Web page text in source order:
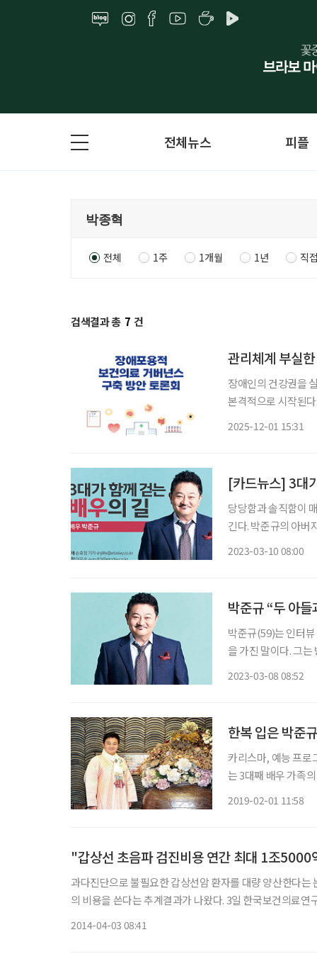
전체뉴스 피플
전체 1주 1개월 1년 직
검색결과 총 7 건
관리체계 부실
장애인의 건강권을
본격적으로 시작된
2025-12-01 15:31
[카드뉴스] 3대
당당함과 솔직함이
긴다. 박준규의 아버지는 영화 ‘용팔이’ 시리즈로 알려진 배우 故 박노식이다. 두 아들 박종찬
2023-03-10 08:00
박준규 “두 아
박준규(59)는 인터뷰
을 가진 말이다. 그는
2023-03-08 08:52
한복 입은 박준
카리스마, 예능 프로
는 3대째 배우 가족
2019-02-01 11:58
"갑상선 초음파 검진비용 연간 최대 1조5000
과다진단으로 불필요한 갑상선암 환자를 대량 양산한다
의 비용을 쓴다는 추계결과가 나왔다. 3일 한국보건의료연구원의 '갑상선암 건강검진 서비스 제공을 위한 근거 창출연구' 보고서를
2014-04-03 08:41